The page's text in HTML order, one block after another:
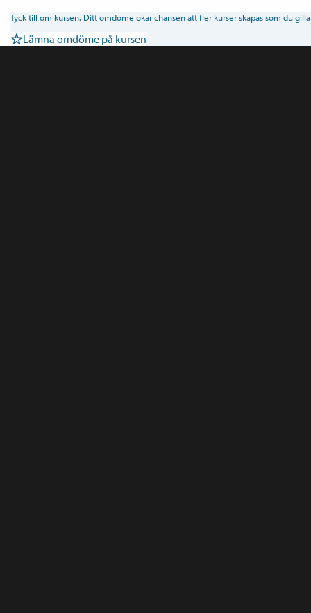
Tyck till om kursen. Ditt omdöme ökar chansen att fler kurser skapas som du
Lämna omdöme på kursen